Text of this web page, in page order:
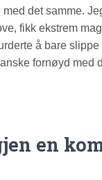
det samme.
fikk ekstrem
å bare
fornøyd med
en